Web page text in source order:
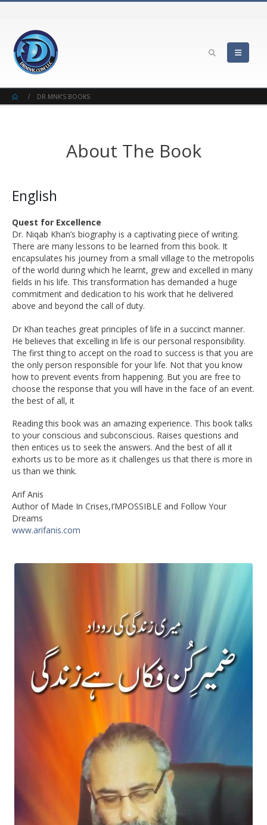
DR.MNK’S BOOKS
About The Book
English
Quest for Excellence
Dr. Niqab Khan’s biography is a captivating piece of writing.
There are many lessons to be learned from this book. It
encapsulates his journey from a small village to the metropolis
of the world during which he learnt, grew and excelled in many
fields in his life. This transformation has demanded a huge
commitment and dedication to his work that he delivered
above and beyond the call of duty.
Dr Khan teaches great principles of life in a succinct manner.
He believes that excelling in life is our personal responsibility.
The first thing to accept on the road to success is that you are
the only person responsible for your life. Not that you know
how to prevent events from happening. But you are free to
choose the response that you will have in the face of an event.
the best of all, it
Reading this book was an amazing experience. This book talks
to your conscious and subconscious. Raises questions and
then entices us to seek the answers. And the best of all it
exhorts us to be more as it challenges us that there is more in
us than we think.
Arif Anis
Author of Made In Crises,I’MPOSSIBLE and Follow Your
Dreams
www.arifanis.com